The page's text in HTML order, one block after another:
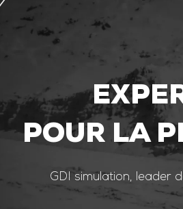
POUR LA
GDI simulation, leader